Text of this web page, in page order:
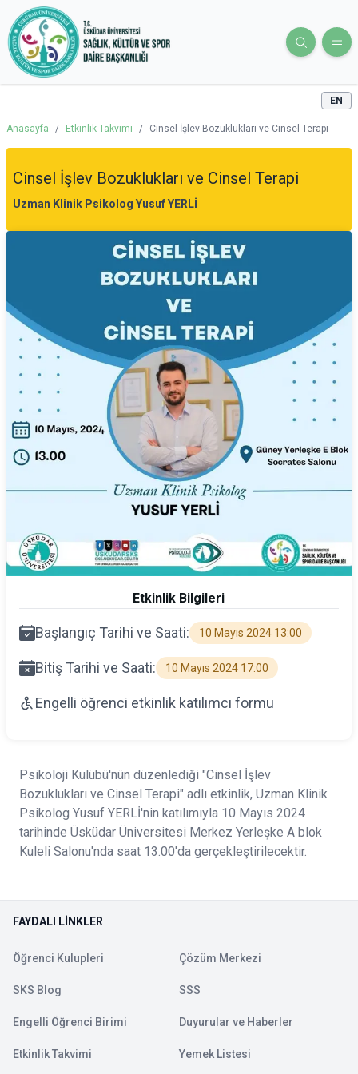
EN
Anasayfa / Etkinlik Takvimi / Cinsel İşlev Bozuklukları ve Cinsel Terapi
Cinsel İşlev Bozuklukları ve Cinsel Terapi
Uzman Klinik Psikolog Yusuf YERLİ
Etkinlik Bilgileri
Başlangıç Tarihi ve Saati: 10 Mayıs 2024 13:00
Bitiş Tarihi ve Saati: 10 Mayıs 2024 17:00
Engelli öğrenci etkinlik katılımcı formu
Psikoloji Kulübü'nün düzenlediği "Cinsel İşlev
Bozuklukları ve Cinsel Terapi" adlı etkinlik, Uzman Klinik
Psikolog Yusuf YERLİ'nin katılımıyla 10 Mayıs 2024
tarihinde Üsküdar Üniversitesi Merkez Yerleşke A blok
Kuleli Salonu'nda saat 13.00'da gerçekleştirilecektir.
FAYDALI LINKLER
Öğrenci Kulupleri Çözüm Merkezi
SKS Blog SSS
Engelli Öğrenci Birimi Duyurular ve Haberler
Etkinlik Takvimi Yemek Listesi